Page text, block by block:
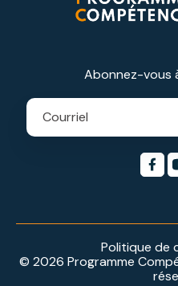
Abonnez-vous
Politique de
© 2026 Programme